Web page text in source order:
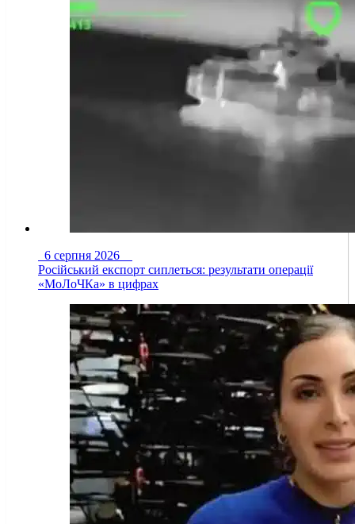
6 серпня 2026
Російський експорт сиплеться: результати операції
«МоЛоЧКа» в цифрах